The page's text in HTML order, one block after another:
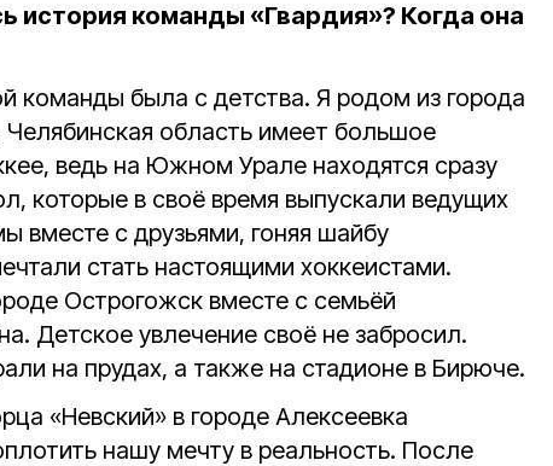
история команды «Гвардия»? Когда она
команды была с детства. Я родом из города
Челябинская область имеет большое
ведь на Южном Урале находятся сразу
которые в своё время выпускали ведущих
вместе с друзьями, гоняя шайбу
стать настоящими хоккеистами.
Острогожск вместе с семьёй
Детское увлечение своё не забросил.
на прудах, а также на стадионе в Бирюче.
«Невский» в городе Алексеевка
нашу мечту в реальность. После